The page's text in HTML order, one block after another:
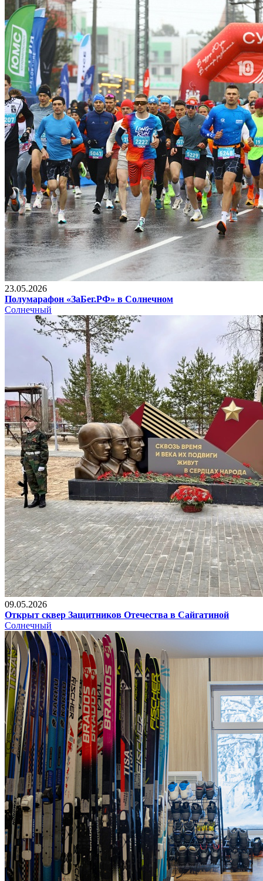
23.05.2026
Полумарафон «ЗаБег.РФ» в Солнечном
Солнечный
09.05.2026
Открыт сквер Защитников Отечества в Сайгатиной
Солнечный